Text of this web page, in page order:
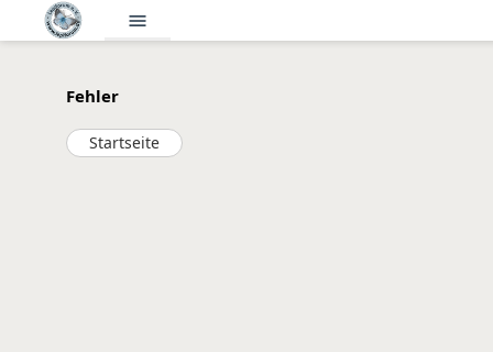
menu
Fehler
Startseite